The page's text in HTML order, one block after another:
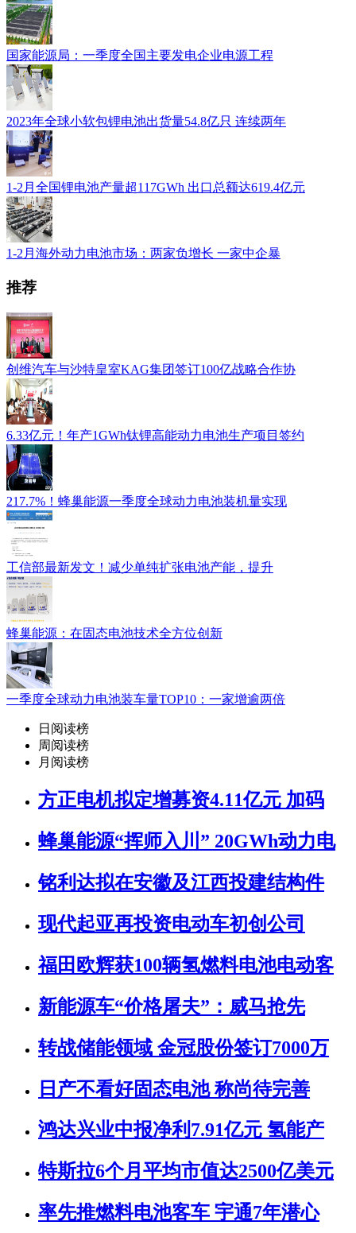
国家能源局：一季度全国主要发电企业电源工程
2023年全球小软包锂电池出货量54.8亿只 连续两年
1-2月全国锂电池产量超117GWh 出口总额达619.4亿元
1-2月海外动力电池市场：两家负增长 一家中企暴
推荐
创维汽车与沙特皇室KAG集团签订100亿战略合作协
6.33亿元！年产1GWh钛锂高能动力电池生产项目签约
217.7%！蜂巢能源一季度全球动力电池装机量实现
工信部最新发文！减少单纯扩张电池产能，提升
蜂巢能源：在固态电池技术全方位创新
一季度全球动力电池装车量TOP10：一家增逾两倍
日阅读榜
周阅读榜
月阅读榜
方正电机拟定增募资4.11亿元 加码
蜂巢能源“挥师入川” 20GWh动力电
铭利达拟在安徽及江西投建结构件
现代起亚再投资电动车初创公司
福田欧辉获100辆氢燃料电池电动客
新能源车“价格屠夫”：威马抢先
转战储能领域 金冠股份签订7000万
日产不看好固态电池 称尚待完善
鸿达兴业中报净利7.91亿元 氢能产
特斯拉6个月平均市值达2500亿美元
率先推燃料电池客车 宇通7年潜心